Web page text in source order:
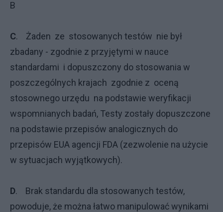
B
C. Żaden ze stosowanych testów nie był
zbadany - zgodnie z przyjętymi w nauce
standardami i dopuszczony do stosowania w
poszczególnych krajach zgodnie z oceną
stosownego urzędu na podstawie weryfikacji
wspomnianych badań, Testy zostały dopuszczone
na podstawie przepisów analogicznych do
przepisów EUA agencji FDA (zezwolenie na użycie
w sytuacjach wyjątkowych).
D. Brak standardu dla stosowanych testów,
powoduje, że można łatwo manipulować wynikami